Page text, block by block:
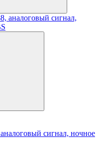
сигнал, ночное